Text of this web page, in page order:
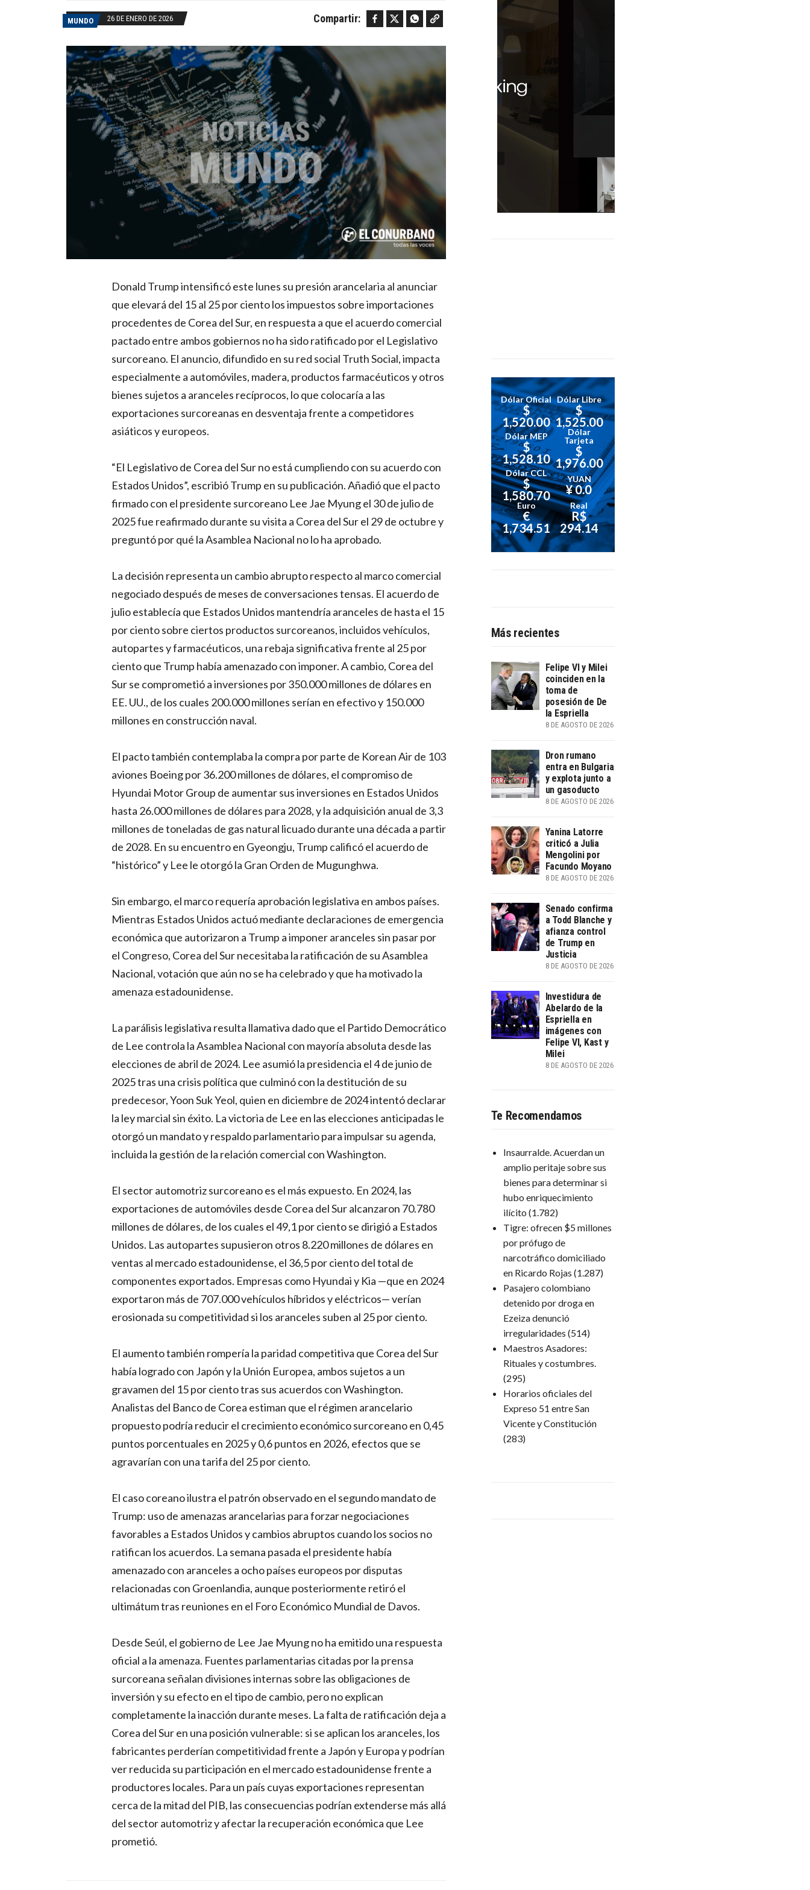
MUNDO 26 DE ENERO DE 2026 Compartir: Facebook Twitter WhatsApp Copy link
Donald Trump intensificó este lunes su presión arancelaria al anunciar
que elevará del 15 al 25 por ciento los impuestos sobre importaciones
procedentes de Corea del Sur, en respuesta a que el acuerdo comercial
pactado entre ambos gobiernos no ha sido ratificado por el Legislativo
surcoreano. El anuncio, difundido en su red social Truth Social, impacta
especialmente a automóviles, madera, productos farmacéuticos y otros
bienes sujetos a aranceles recíprocos, lo que colocaría a las
exportaciones surcoreanas en desventaja frente a competidores
asiáticos y europeos.
“El Legislativo de Corea del Sur no está cumpliendo con su acuerdo con
Estados Unidos”, escribió Trump en su publicación. Añadió que el pacto
firmado con el presidente surcoreano Lee Jae Myung el 30 de julio de
2025 fue reafirmado durante su visita a Corea del Sur el 29 de octubre y
preguntó por qué la Asamblea Nacional no lo ha aprobado.
La decisión representa un cambio abrupto respecto al marco comercial
negociado después de meses de conversaciones tensas. El acuerdo de
julio establecía que Estados Unidos mantendría aranceles de hasta el 15
por ciento sobre ciertos productos surcoreanos, incluidos vehículos,
autopartes y farmacéuticos, una rebaja significativa frente al 25 por
ciento que Trump había amenazado con imponer. A cambio, Corea del
Sur se comprometió a inversiones por 350.000 millones de dólares en
EE. UU., de los cuales 200.000 millones serían en efectivo y 150.000
millones en construcción naval.
El pacto también contemplaba la compra por parte de Korean Air de 103
aviones Boeing por 36.200 millones de dólares, el compromiso de
Hyundai Motor Group de aumentar sus inversiones en Estados Unidos
hasta 26.000 millones de dólares para 2028, y la adquisición anual de 3,3
millones de toneladas de gas natural licuado durante una década a partir
de 2028. En su encuentro en Gyeongju, Trump calificó el acuerdo de
“histórico” y Lee le otorgó la Gran Orden de Mugunghwa.
Sin embargo, el marco requería aprobación legislativa en ambos países.
Mientras Estados Unidos actuó mediante declaraciones de emergencia
económica que autorizaron a Trump a imponer aranceles sin pasar por
el Congreso, Corea del Sur necesitaba la ratificación de su Asamblea
Nacional, votación que aún no se ha celebrado y que ha motivado la
amenaza estadounidense.
La parálisis legislativa resulta llamativa dado que el Partido Democrático
de Lee controla la Asamblea Nacional con mayoría absoluta desde las
elecciones de abril de 2024. Lee asumió la presidencia el 4 de junio de
2025 tras una crisis política que culminó con la destitución de su
predecesor, Yoon Suk Yeol, quien en diciembre de 2024 intentó declarar
la ley marcial sin éxito. La victoria de Lee en las elecciones anticipadas le
otorgó un mandato y respaldo parlamentario para impulsar su agenda,
incluida la gestión de la relación comercial con Washington.
El sector automotriz surcoreano es el más expuesto. En 2024, las
exportaciones de automóviles desde Corea del Sur alcanzaron 70.780
millones de dólares, de los cuales el 49,1 por ciento se dirigió a Estados
Unidos. Las autopartes supusieron otros 8.220 millones de dólares en
ventas al mercado estadounidense, el 36,5 por ciento del total de
componentes exportados. Empresas como Hyundai y Kia —que en 2024
exportaron más de 707.000 vehículos híbridos y eléctricos— verían
erosionada su competitividad si los aranceles suben al 25 por ciento.
El aumento también rompería la paridad competitiva que Corea del Sur
había logrado con Japón y la Unión Europea, ambos sujetos a un
gravamen del 15 por ciento tras sus acuerdos con Washington.
Analistas del Banco de Corea estiman que el régimen arancelario
propuesto podría reducir el crecimiento económico surcoreano en 0,45
puntos porcentuales en 2025 y 0,6 puntos en 2026, efectos que se
agravarían con una tarifa del 25 por ciento.
El caso coreano ilustra el patrón observado en el segundo mandato de
Trump: uso de amenazas arancelarias para forzar negociaciones
favorables a Estados Unidos y cambios abruptos cuando los socios no
ratifican los acuerdos. La semana pasada el presidente había
amenazado con aranceles a ocho países europeos por disputas
relacionadas con Groenlandia, aunque posteriormente retiró el
ultimátum tras reuniones en el Foro Económico Mundial de Davos.
Desde Seúl, el gobierno de Lee Jae Myung no ha emitido una respuesta
oficial a la amenaza. Fuentes parlamentarias citadas por la prensa
surcoreana señalan divisiones internas sobre las obligaciones de
inversión y su efecto en el tipo de cambio, pero no explican
completamente la inacción durante meses. La falta de ratificación deja a
Corea del Sur en una posición vulnerable: si se aplican los aranceles, los
fabricantes perderían competitividad frente a Japón y Europa y podrían
ver reducida su participación en el mercado estadounidense frente a
productores locales. Para un país cuyas exportaciones representan
cerca de la mitad del PIB, las consecuencias podrían extenderse más allá
del sector automotriz y afectar la recuperación económica que Lee
prometió.
Dólar Oficial
$
1,520.00
Dólar Libre
$
1,525.00
Dólar MEP
$
1,528.10
Dólar
Tarjeta
$
1,976.00
Dólar CCL
$
1,580.70
YUAN
¥ 0.0
Euro
€
1,734.51
Real
R$
294.14
Más recientes
Felipe VI y Milei
coinciden en la
toma de
posesión de De
la Espriella
8 DE AGOSTO DE 2026
Dron rumano
entra en Bulgaria
y explota junto a
un gasoducto
8 DE AGOSTO DE 2026
Yanina Latorre
criticó a Julia
Mengolini por
Facundo Moyano
8 DE AGOSTO DE 2026
Senado confirma
a Todd Blanche y
afianza control
de Trump en
Justicia
8 DE AGOSTO DE 2026
Investidura de
Abelardo de la
Espriella en
imágenes con
Felipe VI, Kast y
Milei
8 DE AGOSTO DE 2026
Te Recomendamos
Insaurralde. Acuerdan un
amplio peritaje sobre sus
bienes para determinar si
hubo enriquecimiento
ilícito (1.782)
Tigre: ofrecen $5 millones
por prófugo de
narcotráfico domiciliado
en Ricardo Rojas (1.287)
Pasajero colombiano
detenido por droga en
Ezeiza denunció
irregularidades (514)
Maestros Asadores:
Rituales y costumbres.
(295)
Horarios oficiales del
Expreso 51 entre San
Vicente y Constitución
(283)